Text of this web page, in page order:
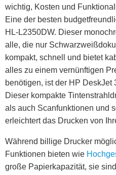
wichtig, Kosten und
Eine der besten
HL-L2350DW. Dieser
alle, die nur
kompakt, schnell und bietet
alles zu einem vernünftigen
benötigen, ist der HP
Dieser kompakte
als auch Scanfunktionen und
erleichtert das Drucken von
Während billige Drucker
Funktionen bieten wie
große Papierkapazität, sie